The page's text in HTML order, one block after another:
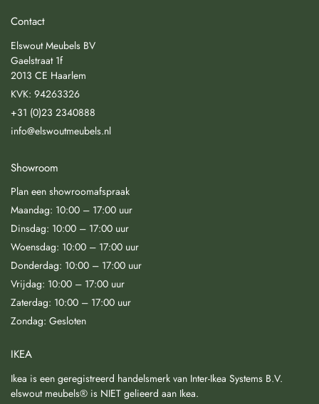
Contact
Elswout Meubels BV
Gaelstraat 1f
2013 CE Haarlem
KVK: 94263326
+31 (0)23 2340888
info@elswoutmeubels.nl
Showroom
Plan een showroomafspraak
Maandag: 10:00 – 17:00 uur
Dinsdag: 10:00 – 17:00 uur
Woensdag: 10:00 – 17:00 uur
Donderdag: 10:00 – 17:00 uur
Vrijdag: 10:00 – 17:00 uur
Zaterdag: 10:00 – 17:00 uur
Zondag: Gesloten
IKEA
Ikea is een geregistreerd handelsmerk van Inter-Ikea Systems B.V.
elswout meubels® is NIET gelieerd aan Ikea.